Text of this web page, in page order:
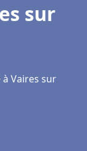
sur
Vaires sur